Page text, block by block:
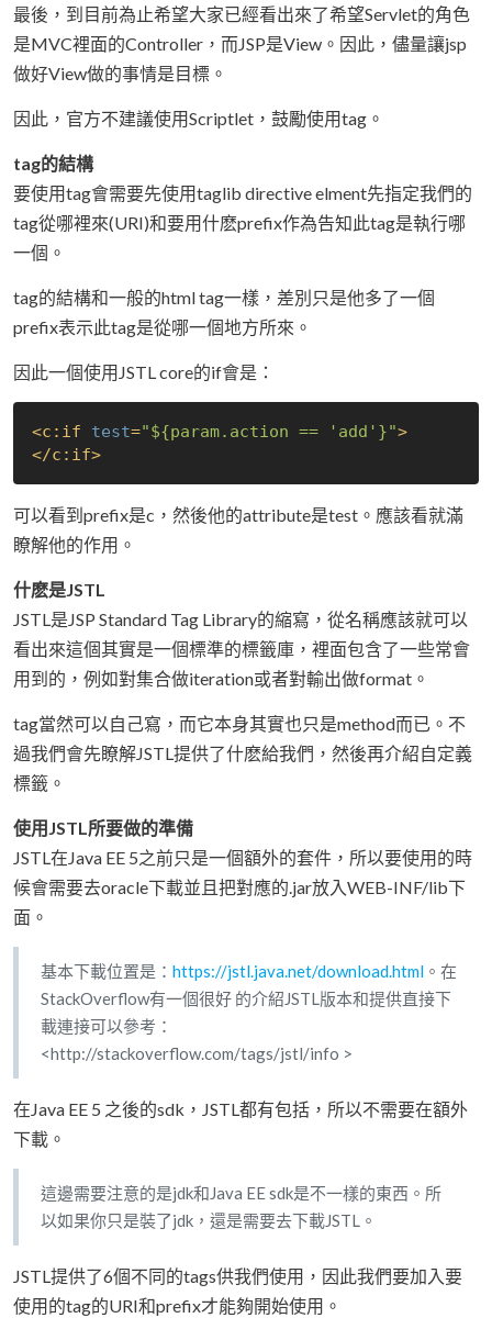
最後，到目前為止希望大家已經看出來了希望Servlet的角色
是MVC裡面的Controller，而JSP是View。因此，儘量讓jsp
做好View做的事情是目標。
因此，官方不建議使用Scriptlet，鼓勵使用tag。
tag的結構
要使用tag會需要先使用taglib directive elment先指定我們的
tag從哪裡來(URI)和要用什麽prefix作為告知此tag是執行哪
一個。
tag的結構和一般的html tag一樣，差別只是他多了一個
prefix表示此tag是從哪一個地方所來。
因此一個使用JSTL core的if會是：
<c:if test="${param.action == 'add'}">
</c:if>
可以看到prefix是c，然後他的attribute是test。應該看就滿
瞭解他的作用。
什麽是JSTL
JSTL是JSP Standard Tag Library的縮寫，從名稱應該就可以
看出來這個其實是一個標準的標籤庫，裡面包含了一些常會
用到的，例如對集合做iteration或者對輸出做format。
tag當然可以自己寫，而它本身其實也只是method而已。不
過我們會先瞭解JSTL提供了什麽給我們，然後再介紹自定義
標籤。
使用JSTL所要做的準備
JSTL在Java EE 5之前只是一個額外的套件，所以要使用的時
候會需要去oracle下載並且把對應的.jar放入WEB-INF/lib下
面。
基本下載位置是： https://jstl.java.net/download.html 。在
StackOverflow有一個很好 的介紹JSTL版本和提供直接下
載連接可以參考：
<http://stackoverflow.com/tags/jstl/info >
在Java EE 5 之後的sdk，JSTL都有包括，所以不需要在額外
下載。
這邊需要注意的是jdk和Java EE sdk是不一樣的東西。所
以如果你只是裝了jdk，還是需要去下載JSTL。
JSTL提供了6個不同的tags供我們使用，因此我們要加入要
使用的tag的URI和prefix才能夠開始使用。